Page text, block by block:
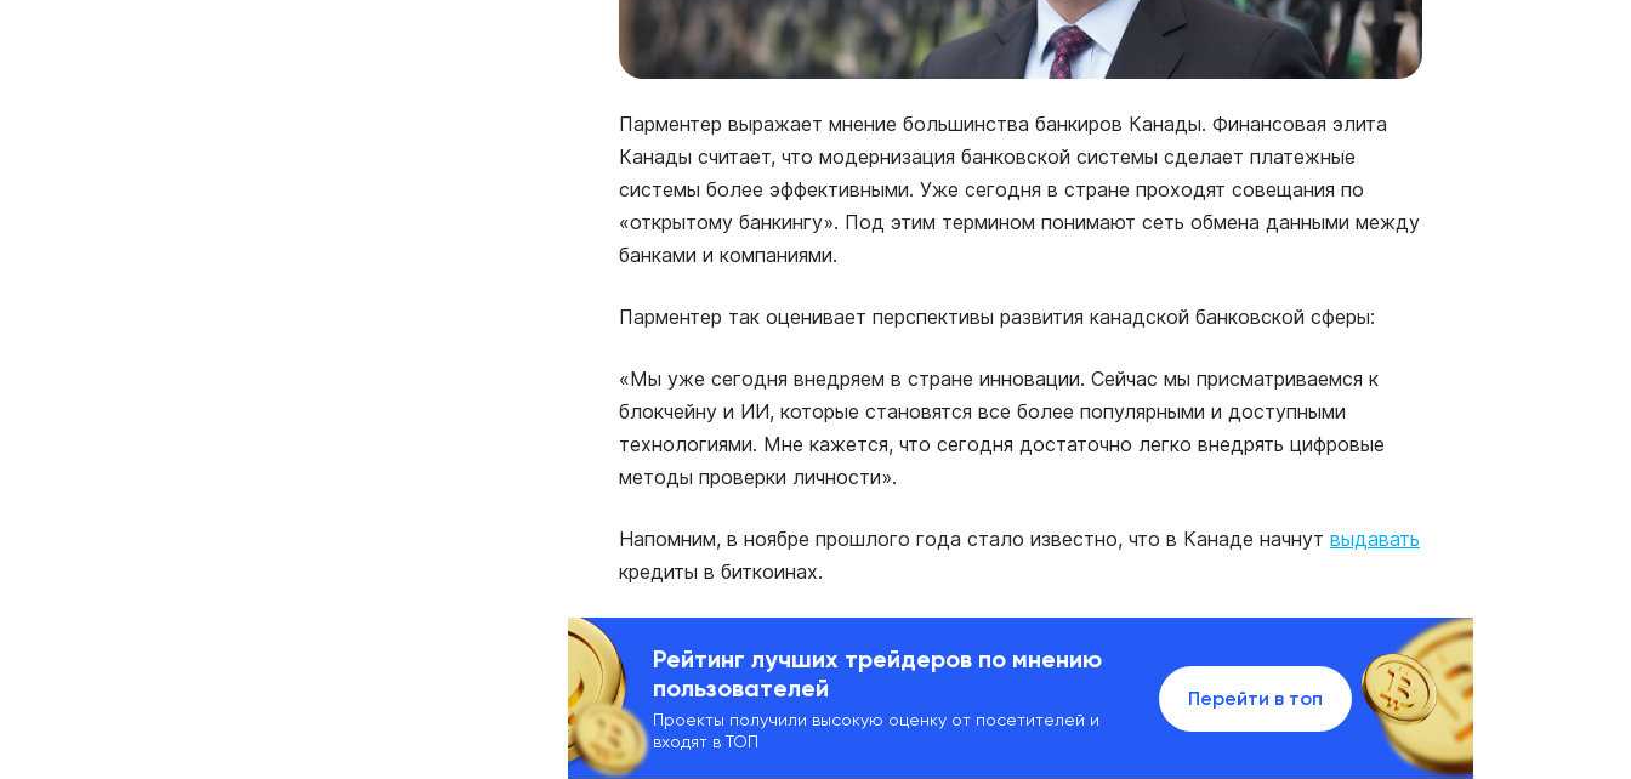
Парментер выражает мнение большинства банкиров Канады. Финансовая элита
Канады считает, что модернизация банковской системы сделает платежные
системы более эффективными. Уже сегодня в стране проходят совещания по
«открытому банкингу». Под этим термином понимают сеть обмена данными между
банками и компаниями.
Парментер так оценивает перспективы развития канадской банковской сферы:
«Мы уже сегодня внедряем в стране инновации. Сейчас мы присматриваемся к
блокчейну и ИИ, которые становятся все более популярными и доступными
технологиями. Мне кажется, что сегодня достаточно легко внедрять цифровые
методы проверки личности».
Напомним, в ноябре прошлого года стало известно, что в Канаде начнут выдавать
кредиты в биткоинах.
Рейтинг лучших трейдеров по мнению
пользователей
Проекты получили высокую оценку от посетителей и
входят в ТОП
Перейти в топ